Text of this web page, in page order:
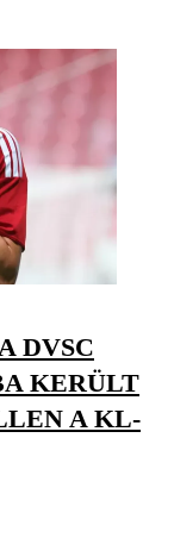
DVSC
KERÜLT
A KL-